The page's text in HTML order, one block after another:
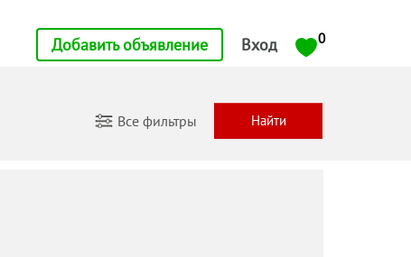
Добавить объявление Вход 0
Все фильтры